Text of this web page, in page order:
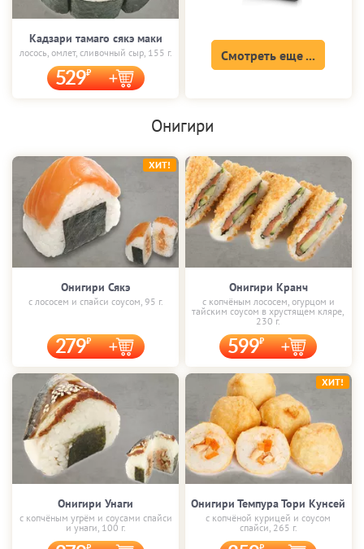
Кадзари тамаго сякэ маки
лосось, омлет, сливочный сыр, 155 г.
529
Смотреть еще ...
Онигири
Онигири Сякэ
с лососем и спайси соусом, 95 г.
279
ХИТ!
Онигири Кранч
с копчёным лососем, огурцом и
тайским соусом в хрустящем кляре,
230 г.
599
Онигири Унаги
с копчёным угрём и соусами спайси
и унаги, 100 г.
Онигири Темпура Тори Кунсей
с копчёной курицей и соусом
спайси, 265 г.
ХИТ!